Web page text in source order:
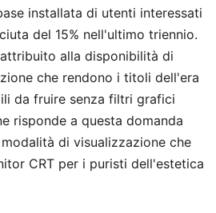
installata di utenti interessati
del 15% nell'ultimo triennio.
alla disponibilità di
che rendono i titoli dell'era
da fruire senza filtri grafici
risponde a questa domanda
di visualizzazione che
CRT per i puristi dell'estetica